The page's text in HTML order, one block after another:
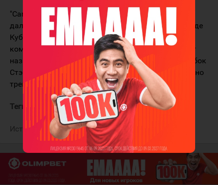
"Самое главное - это закрепиться в топ-звеньях,
дальше - прогрессировать и добиваться цели в виде
Кубка Стэнли, но уже с "Анахаймом". Это молодая
команда, какой были "Колорадо", "Тампа" пять лет
назад, а теперь "Тампа" каждый год борется за Кубок
Стэнли. Так что всё впереди, просто надо правильно
тренироваться, развиваться", - отметил хоккеист.
Теги: Анахайм Дакс Волков Александр
Источник: ТАСС